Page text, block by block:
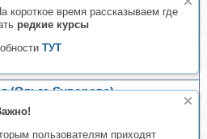
короткое время рассказываем где
редкие курсы
ТУТ
пользователям приходят
Суворова)
Твой мозг - Твоя сила.
Серебренникова)
(Вера Суворова)
(Ольга Суворова)
Тариф Полноценный (Екатерина